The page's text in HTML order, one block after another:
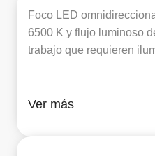
Foco LED
6500 K y flujo luminoso
trabajo que requieren
Ver más